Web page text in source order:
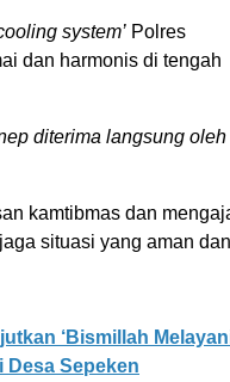
system’ Polres
dan harmonis di tengah
diterima langsung oleh
kamtibmas dan
situasi yang aman dan
‘Bismillah
Desa Sepeken